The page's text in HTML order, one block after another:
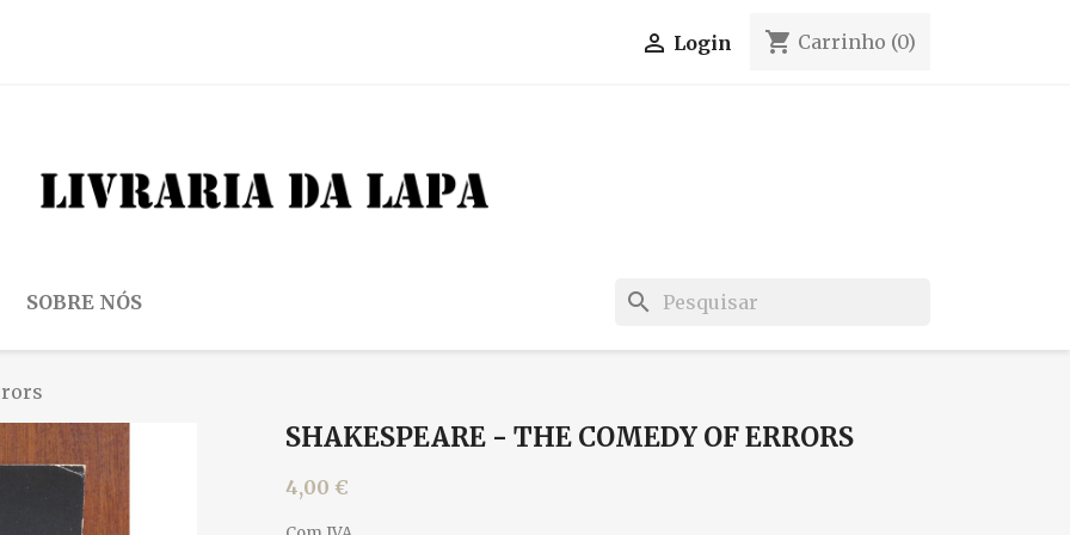
 Login shopping_cart Carrinho (0)
SOBRE NÓS search
SHAKESPEARE - THE COMEDY OF ERRORS
4,00 €